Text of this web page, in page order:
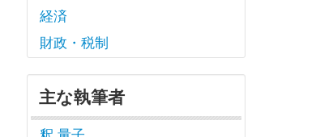
経済
財政・税制
主な執筆者